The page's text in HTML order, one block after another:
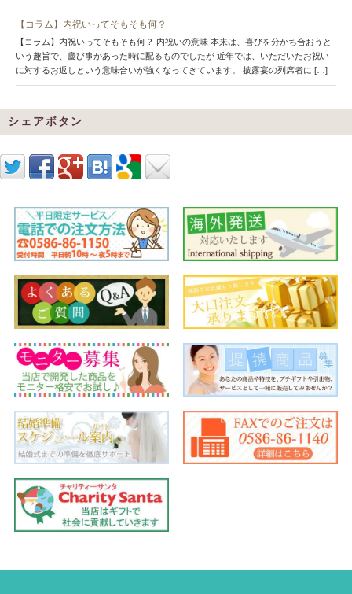
【コラム】内祝いってそもそも何？
【コラム】内祝いってそもそも何？ 内祝いの意味 本来は、喜びを分かち合おうと
いう趣旨で、慶び事があった時に配るものでしたが 近年では、いただいたお祝い
に対するお返しという意味合いが強くなってきています。 披露宴の列席者に […]
シェアボタン